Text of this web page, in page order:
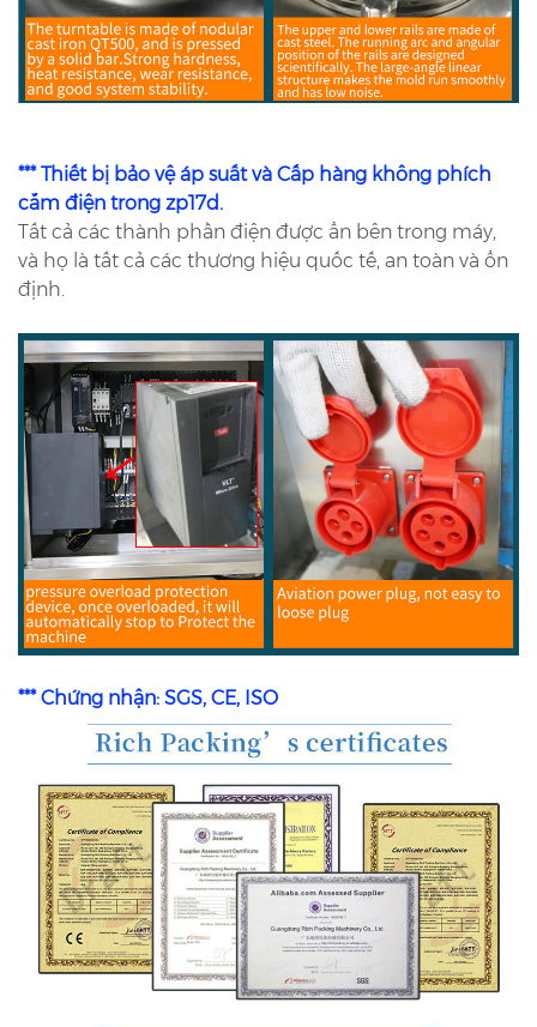
*** Thiết bị bảo vệ áp suất và Cấp hàng không phích
cắm điện trong zp17d.
Tất cả các thành phần điện được ẩn bên trong máy,
và họ là tất cả các thương hiệu quốc tế, an toàn và ổn
định.
*** Chứng nhận: SGS, CE, ISO